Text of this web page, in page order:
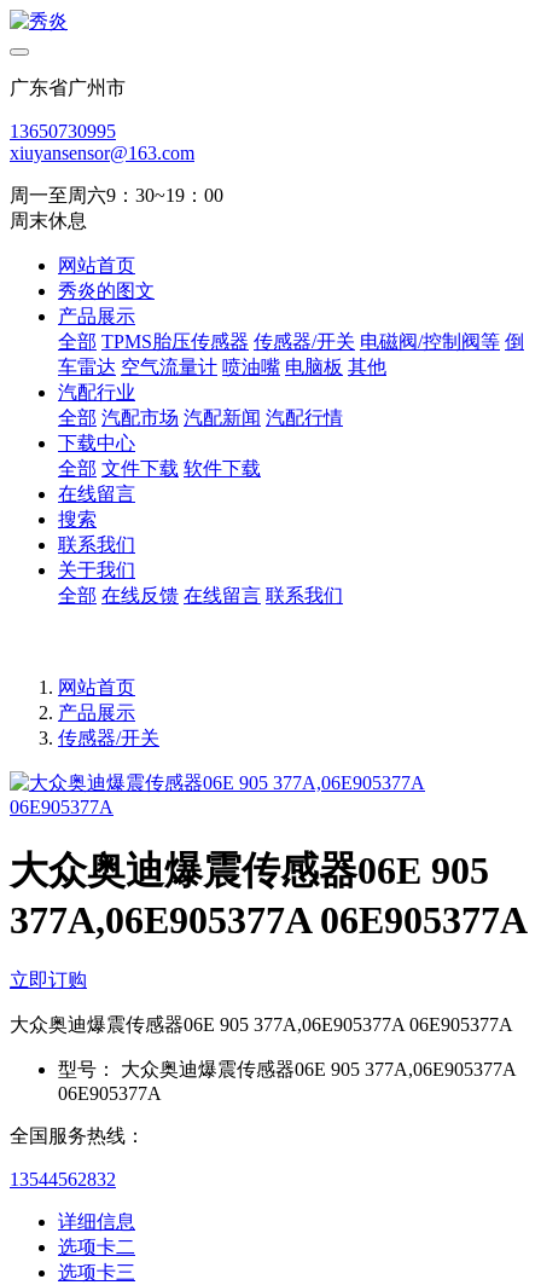
广东省广州市
13650730995
xiuyansensor@163.com
周一至周六9：30~19：00
周末休息
网站首页
秀炎的图文
产品展示
全部 TPMS胎压传感器 传感器/开关 电磁阀/控制阀等 倒
车雷达 空气流量计 喷油嘴 电脑板 其他
汽配行业
全部 汽配市场 汽配新闻 汽配行情
下载中心
全部 文件下载 软件下载
在线留言
搜索
联系我们
关于我们
全部 在线反馈 在线留言 联系我们
网站首页
产品展示
传感器/开关
大众奥迪爆震传感器06E 905
377A,06E905377A 06E905377A
立即订购
大众奥迪爆震传感器06E 905 377A,06E905377A 06E905377A
型号：
大众奥迪爆震传感器06E 905 377A,06E905377A
06E905377A
全国服务热线：
13544562832
详细信息
选项卡二
选项卡三